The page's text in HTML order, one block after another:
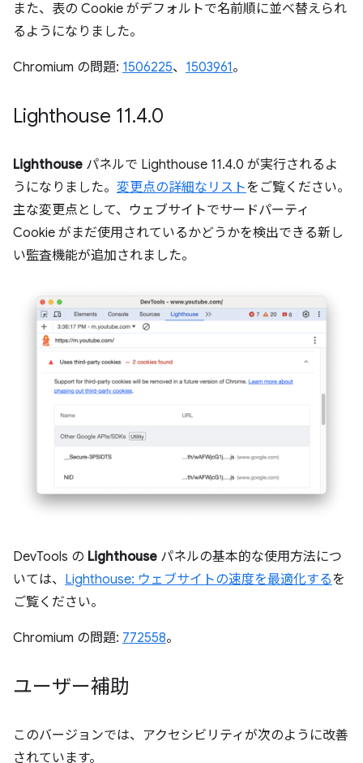
また、表の Cookie がデフォルトで名前順に並べ替えられ
るようになりました。
Chromium の問題: 1506225、 1503961。
Lighthouse 11.4.0
Lighthouse パネルで Lighthouse 11.4.0 が実行されるよ
うになりました。 変更点の詳細なリストをご覧ください。
主な変更点として、ウェブサイトでサードパーティ
Cookie がまだ使用されているかどうかを検出できる新し
い監査機能が追加されました。
DevTools の Lighthouse パネルの基本的な使用方法につ
いては、 Lighthouse: ウェブサイトの速度を最適化するを
ご覧ください。
Chromium の問題: 772558。
ユーザー補助
このバージョンでは、アクセシビリティが次のように改善
されています。